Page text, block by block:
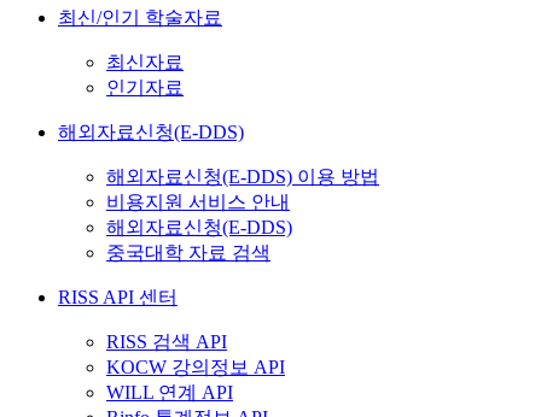
최신/인기 학술자료
최신자료
인기자료
해외자료신청(E-DDS)
해외자료신청(E-DDS) 이용 방법
비용지원 서비스 안내
해외자료신청(E-DDS)
중국대학 자료 검색
RISS API 센터
RISS 검색 API
KOCW 강의정보 API
WILL 연계 API